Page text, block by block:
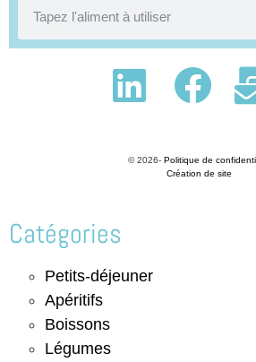
Taboulé de
Durée: 15 mn